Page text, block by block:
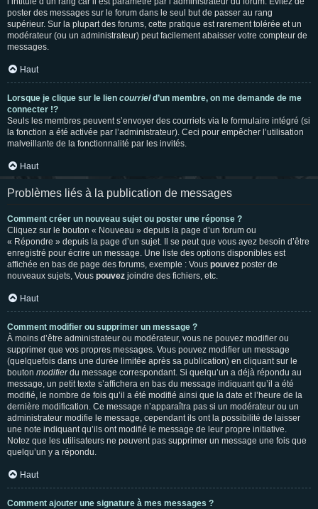
poster des messages sur le forum dans le seul but de passer au rang
supérieur. Sur la plupart des forums, cette pratique est rarement tolérée et un
modérateur (ou un administrateur) peut facilement abaisser votre compteur de
messages.
Haut
Lorsque je clique sur le lien courrield’un membre, on me demande de me
connecter !?
Seuls les membres peuvent s’envoyer des courriels via le formulaire intégré (si
la fonction a été activée par l’administrateur). Ceci pour empêcher l’utilisation
malveillante de la fonctionnalité par les invités.
Haut
Problèmes liés à la publication de messages
Comment créer un nouveau sujet ou poster une réponse ?
Cliquez sur le bouton « Nouveau » depuis la page d’un forum ou
« Répondre » depuis la page d’un sujet. Il se peut que vous ayez besoin d’être
enregistré pour écrire un message. Une liste des options disponibles est
affichée en bas de page des forums, exemple : Vous pouvez poster de
nouveaux sujets, Vous pouvez joindre des fichiers, etc.
Haut
Comment modifier ou supprimer un message ?
À moins d’être administrateur ou modérateur, vous ne pouvez modifier ou
supprimer que vos propres messages. Vous pouvez modifier un message
(quelquefois dans une durée limitée après sa publication) en cliquant sur le
bouton modifierdu message correspondant. Si quelqu’un a déjà répondu au
message, un petit texte s’affichera en bas du message indiquant qu’il a été
modifié, le nombre de fois qu’il a été modifié ainsi que la date et l’heure de la
dernière modification. Ce message n’apparaîtra pas si un modérateur ou un
administrateur modifie le message, cependant ils ont la possibilité de laisser
une note indiquant qu’ils ont modifié le message de leur propre initiative.
Notez que les utilisateurs ne peuvent pas supprimer un message une fois que
quelqu’un y a répondu.
Haut
Comment ajouter une signature à mes messages ?